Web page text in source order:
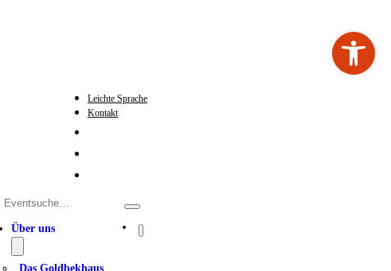
Leichte Sprache
Kontakt
Über uns
Das Goldbekhaus